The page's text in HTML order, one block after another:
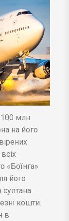
млн
на його
«Боїнга»
його
кошти.
в